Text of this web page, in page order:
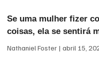
Se uma mulher fizer
coisas, ela se sentirá
Nathaniel Foster abril 15,